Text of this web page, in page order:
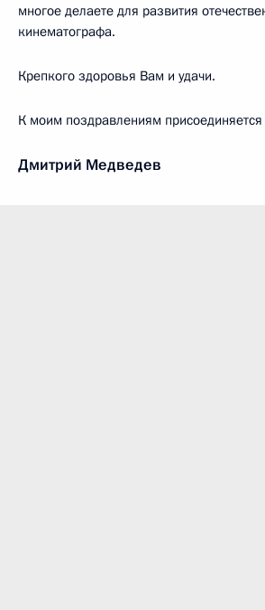
многое делаете для развития
кинематографа.
Крепкого здоровья Вам и удачи.
К моим поздравлениям присоединяется
Дмитрий Медведев